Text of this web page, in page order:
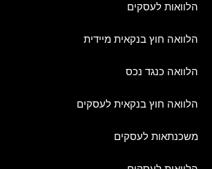
הלוואות לעסקים
הלוואה חוץ בנקאית מיידית
הלוואה כנגד נכס
הלוואה חוץ בנקאית לעסקים
משכנתאות לעסקים